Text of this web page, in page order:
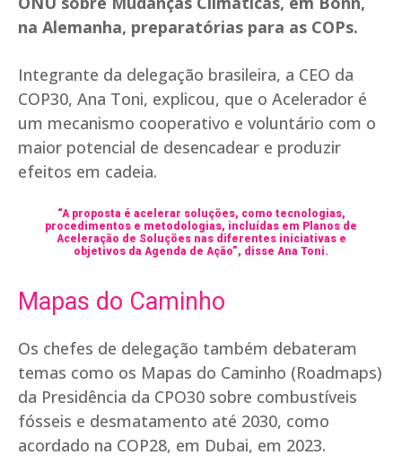
na Alemanha, preparatórias para as COPs.
Integrante da delegação brasileira, a CEO da
COP30, Ana Toni, explicou, que o Acelerador é
um mecanismo cooperativo e voluntário com o
maior potencial de desencadear e produzir
efeitos em cadeia.
“A proposta é acelerar soluções, como tecnologias,
procedimentos e metodologias, incluídas em Planos de
Aceleração de Soluções nas diferentes iniciativas e
objetivos da Agenda de Ação”, disse Ana Toni.
Mapas do Caminho
Os chefes de delegação também debateram
temas como os Mapas do Caminho (Roadmaps)
da Presidência da CPO30 sobre combustíveis
fósseis e desmatamento até 2030, como
acordado na COP28, em Dubai, em 2023.